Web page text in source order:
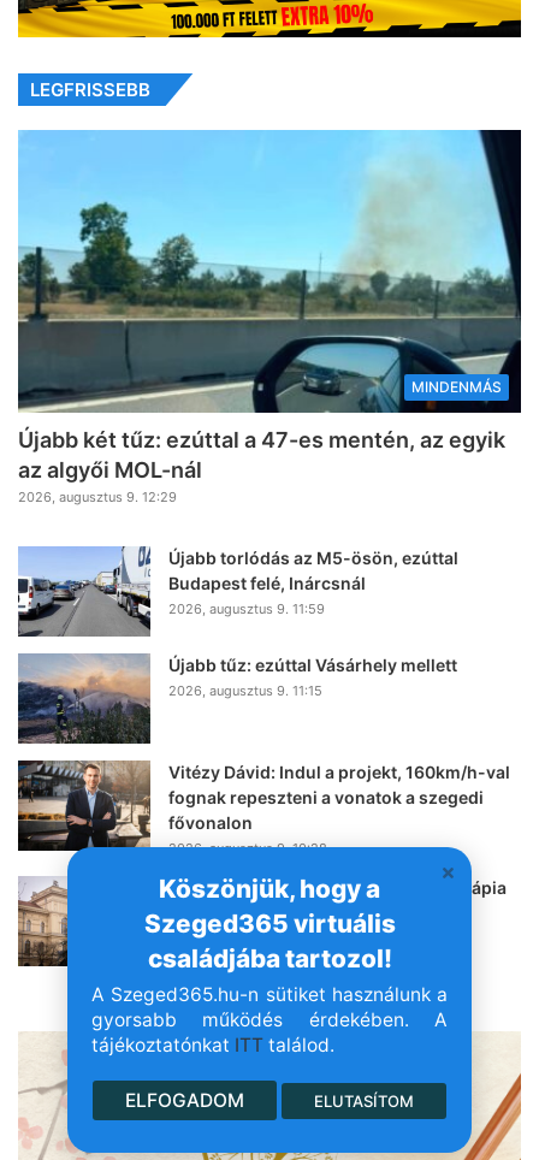
Köszönjük, hogy a
Szeged365 virtuális
családjába tartozol!
A Szeged365.hu-n sütiket használunk a
gyorsabb működés érdekében. A
tájékoztatónkat ITT találod.
ELFOGADOM ELUTASÍTOM
LEGFRISSEBB
MINDENMÁS
Újabb két tűz: ezúttal a 47-es mentén, az egyik
az algyői MOL-nál
2026, augusztus 9. 12:29
Újabb torlódás az M5-ösön, ezúttal
Budapest felé, Inárcsnál
2026, augusztus 9. 11:59
Újabb tűz: ezúttal Vásárhely mellett
2026, augusztus 9. 11:15
Vitézy Dávid: Indul a projekt, 160km/h-val
fognak repeszteni a vonatok a szegedi
fővonalon
2026, augusztus 9. 10:28
Az AI segíthet egy daganatellenes terápia
kialakításában, az SZTE is kutatja
2026, augusztus 9. 10:02
- Hirdetés -